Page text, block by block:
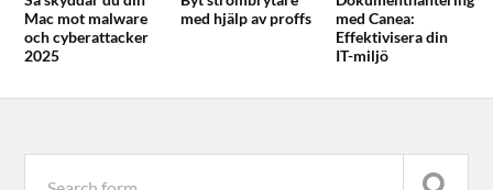
Mac mot malware
och cyberattacker
2025
med hjälp av proffs
med Canea:
Effektivisera din
IT-miljö